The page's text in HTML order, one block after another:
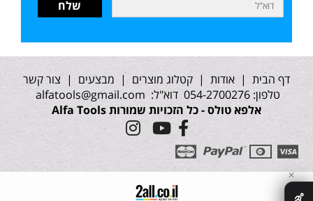
דף הבית | אודות | קטלוג מוצרים | מבצעים | צור קשר
טלפון: 054-2700276 דוא"ל:
alfatools@gmail.com
אלפא טולס - כל הזכויות שמורות Alfa Tools
✕